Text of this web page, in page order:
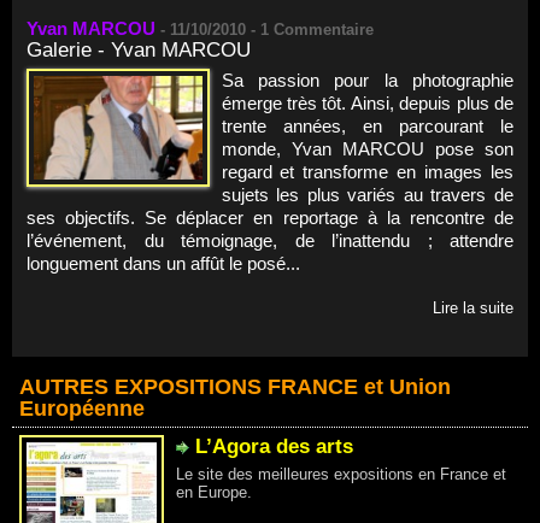
Yvan MARCOU - 11/10/2010 - 1 Commentaire
Galerie - Yvan MARCOU
Sa passion pour la photographie
émerge très tôt. Ainsi, depuis plus de
trente années, en parcourant le
monde, Yvan MARCOU pose son
regard et transforme en images les
sujets les plus variés au travers de
ses objectifs. Se déplacer en reportage à la rencontre de
l’événement, du témoignage, de l’inattendu ; attendre
longuement dans un affût le posé...
Lire la suite
AUTRES EXPOSITIONS FRANCE et Union
Européenne
L’Agora des arts
Le site des meilleures expositions en France et
en Europe.